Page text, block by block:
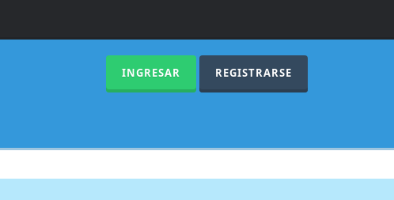
INGRESAR REGISTRARSE